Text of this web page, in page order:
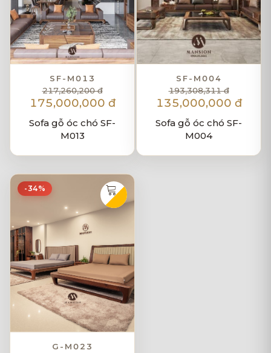
SF-M013
217,260,200 đ
175,000,000 đ
Sofa gỗ óc chó SF-
M013
SF-M004
193,308,311 đ
135,000,000 đ
Sofa gỗ óc chó SF-
M004
-34%
G-M023